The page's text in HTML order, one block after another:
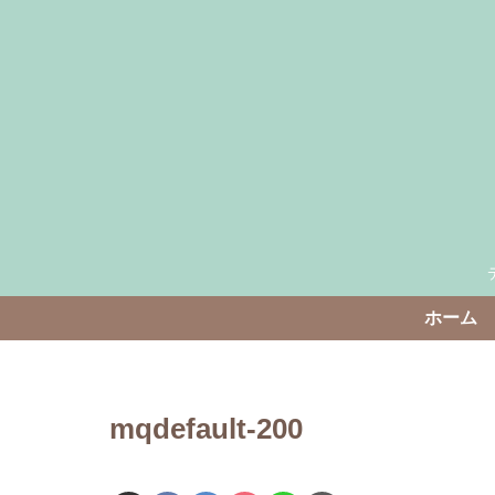
ホーム
mqdefault-200